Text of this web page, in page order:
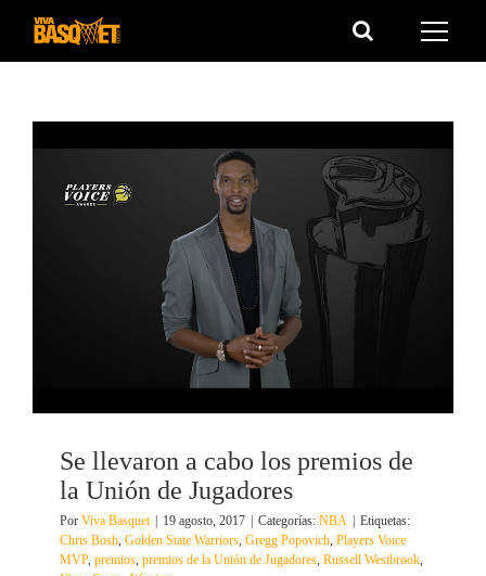
Saltar
Se llevaron a cabo los premios de
la Unión de Jugadores
Por Viva Basquet 19 agosto, 2017 Categorías: NBA
Etiquetas:
Chris Bosh, Golden State Warriors, Gregg Popovich, Players Voice
MVP, premios, premios de la Unión de Jugadores, Russell Westbrook,